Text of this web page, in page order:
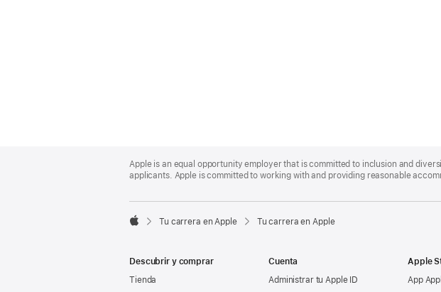
Footer
Apple is an equal opportunity employer that is committed to inclusion and
applicants. Apple is committed to working with and providing reasonable

Tu carrera en Apple Tu carrera en Apple
Descubrir y comprar
Tienda
Cuenta
Administrar tu Apple ID
Apple
App